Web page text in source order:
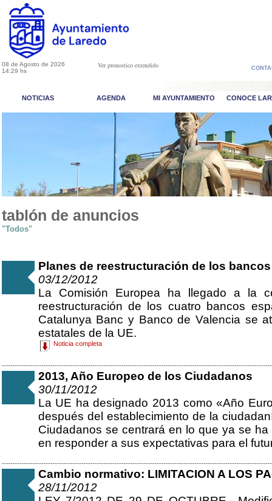
08 de Agosto de 2026
14:29 hs
Ver pronostico extendido
NOTICIAS AGENDA MI AYUNTAMIENTO CONOCE
tablón de anuncios
"Todos"
Planes de reestructuración de los
03/12/2012
La Comisión Europea ha llegado a la
reestructuración de los cuatro bancos
Catalunya Banc y Banco de Valencia se
estatales de la UE.
Noticia completa
2013, Año Europeo de los Ciudadanos
30/11/2012
La UE ha designado 2013 como «Año
después del establecimiento de la
Ciudadanos se centrará en lo que ya se
en responder a sus expectativas para el
Cambio normativo: LIMITACION A LOS
28/11/2012